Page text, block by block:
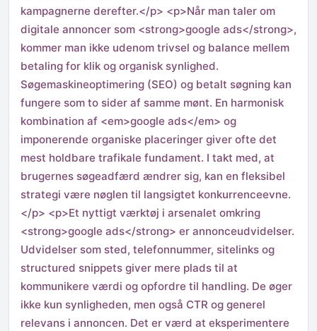
kampagnerne derefter.</p> <p>Når man taler om
digitale annoncer som <strong>google ads</strong>,
kommer man ikke udenom trivsel og balance mellem
betaling for klik og organisk synlighed.
Søgemaskineoptimering (SEO) og betalt søgning kan
fungere som to sider af samme mønt. En harmonisk
kombination af <em>google ads</em> og
imponerende organiske placeringer giver ofte det
mest holdbare trafikale fundament. I takt med, at
brugernes søgeadfærd ændrer sig, kan en fleksibel
strategi være nøglen til langsigtet konkurrenceevne.
</p> <p>Et nyttigt værktøj i arsenalet omkring
<strong>google ads</strong> er annonceudvidelser.
Udvidelser som sted, telefonnummer, sitelinks og
structured snippets giver mere plads til at
kommunikere værdi og opfordre til handling. De øger
ikke kun synligheden, men også CTR og generel
relevans i annoncen. Det er værd at eksperimentere